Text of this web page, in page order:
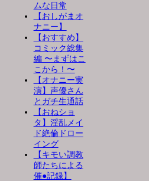
ムな日常
【おしがまオ
ナニー】
【おすすめ】
コミック総集
編 〜まずはこ
こから！〜
【オナニー実
演】声優さん
とガチ生通話
【おねショ
タ】淫乱メイ
ド絶倫ドロー
イング
【キモい調教
師たちによる
催●記録】